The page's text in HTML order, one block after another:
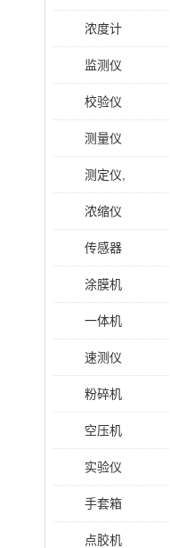
浓度计
监测仪
校验仪
测量仪
测定仪,
浓缩仪
传感器
涂膜机
一体机
速测仪
粉碎机
空压机
实验仪
手套箱
点胶机